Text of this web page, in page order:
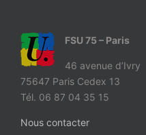
FSU 75 – Paris
46 avenue d’Ivry
75647 Paris Cedex 13
Tél. 06 87 04 35 15
Nous contacter